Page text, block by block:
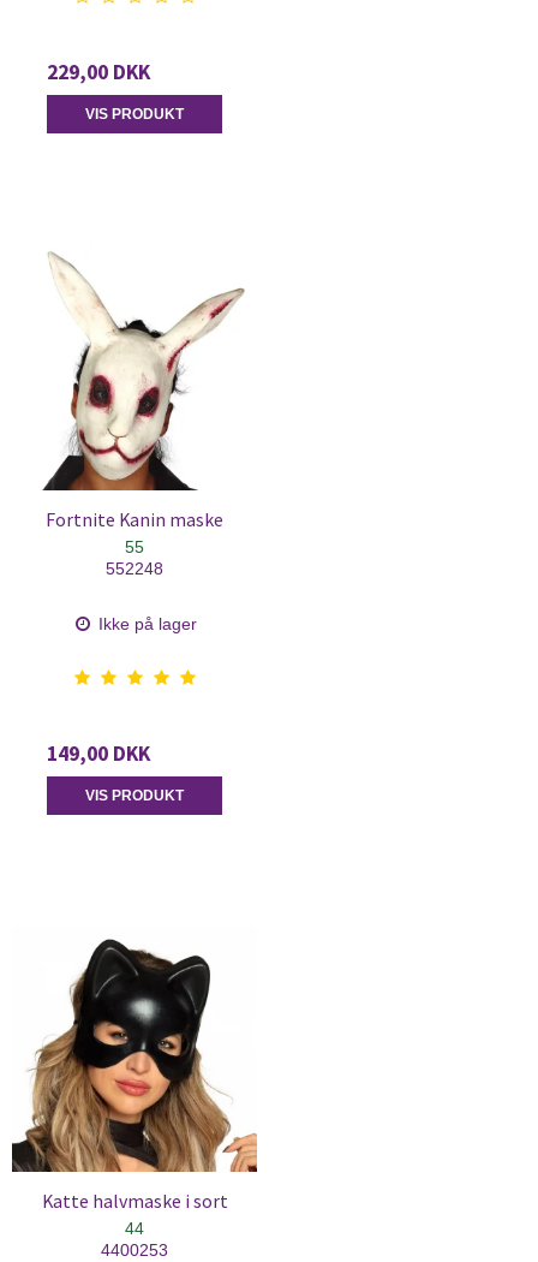
229,00 DKK
VIS PRODUKT
Fortnite Kanin maske
55
552248
Ikke på lager
149,00 DKK
VIS PRODUKT
Katte halvmaske i sort
44
4400253